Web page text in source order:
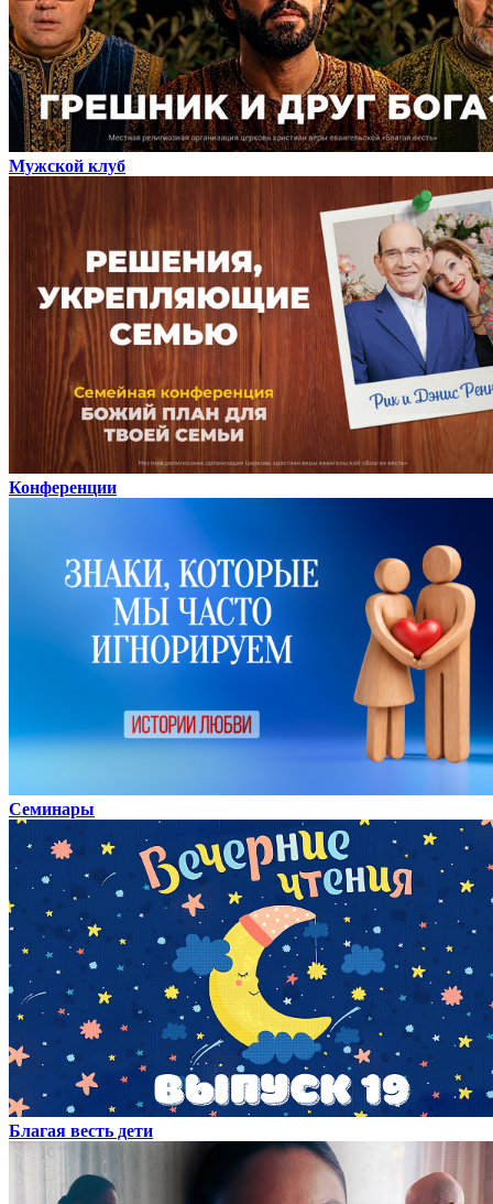
Мужской клуб
Конференции
Семинары
Благая весть дети